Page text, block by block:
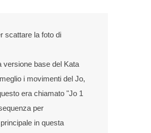
scattare la foto di
versione base del Kata
i movimenti del Jo,
era chiamato "Jo 1
per
in questa